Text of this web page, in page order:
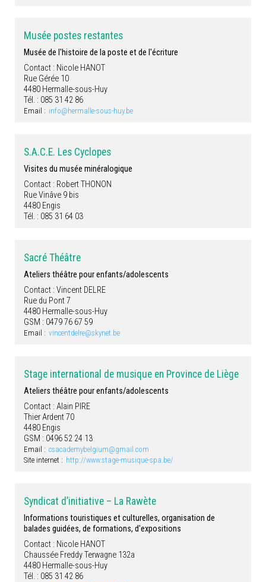
Musée postes restantes
Musée de l'histoire de la poste et de l'écriture
Contact : Nicole HANOT
Rue Gérée 10
4480 Hermalle-sous-Huy
Tél. : 085 31 42 86
Email : info@hermalle-sous-huy.be
S.A.C.E. Les Cyclopes
Visites du musée minéralogique
Contact : Robert THONON
Rue Vinâve 9 bis
4480 Engis
Tél. : 085 31 64 03
Sacré Théâtre
Ateliers théâtre pour enfants/adolescents
Contact : Vincent DELRE
Rue du Pont 7
4480 Hermalle-sous-Huy
GSM : 0479 76 67 59
Email : vincentdelre@skynet.be
Stage international de musique en Province de Liège
Ateliers théâtre pour enfants/adolescents
Contact : Alain PIRE
Thier Ardent 70
4480 Engis
GSM : 0496 52 24 13
Email : csacademybelgium@gmail.com
Site internet : http://www.stage-musique-spa.be/
Syndicat d’initiative – La Rawète
Informations touristiques et culturelles, organisation de
balades guidées, de formations, d'expositions
Contact : Nicole HANOT
Chaussée Freddy Terwagne 132a
4480 Hermalle-sous-Huy
Tél. : 085 31 42 86